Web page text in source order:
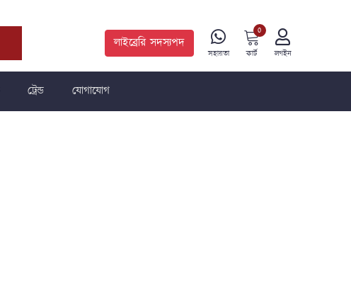
লাইব্রেরি সদস্যপদ
সহায়তা কার্ট
0
লগইন
ট্রেন্ড যোগাযোগ